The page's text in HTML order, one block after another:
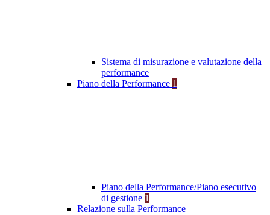
Sistema di misurazione e valutazione della
performance
Piano della Performance 1
Piano della Performance/Piano esecutivo
di gestione 1
Relazione sulla Performance